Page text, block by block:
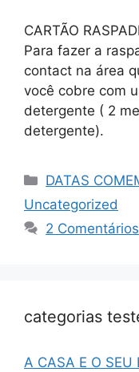
CARTÃO
Para fazer a
contact na área
você cobre com
detergente ( 2
detergente).
DATAS
Uncategorized
2 Comentários
categorias
A CASA E O SEU